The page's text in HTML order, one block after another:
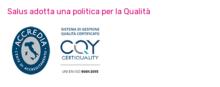
Salus adotta una politica per la Qualità